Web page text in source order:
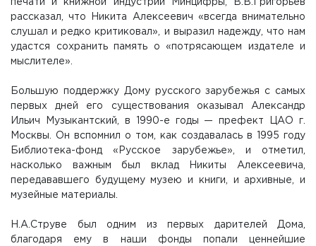
печати и книжной индустрии Минцифры, В.В.Григорьев
рассказал, что Никита Алексеевич «всегда внимательно
слушал и редко критиковал», и выразил надежду, что нам
удастся сохранить память о «потрясающем издателе и
мыслителе».
Большую поддержку Дому русского зарубежья с самых
первых дней его существования оказывал Александр
Ильич Музыкантский, в 1990-е годы — префект ЦАО г.
Москвы. Он вспомнил о том, как создавалась в 1995 году
Библиотека-фонд «Русское зарубежье», и отметил,
насколько важным был вклад Никиты Алексеевича,
передававшего будущему музею и книги, и архивные, и
музейные материалы.
Н.А.Струве был одним из первых дарителей Дома,
благодаря ему в наши фонды попали ценнейшие